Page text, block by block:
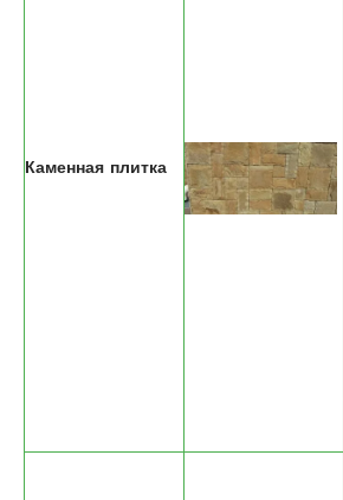
Каменная плитка